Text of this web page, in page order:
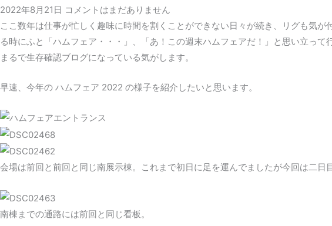
2022年8月21日 コメントはまだありません
ここ数年は仕事が忙しく趣味に時間を割くことができない日々が続き、リグも気
る時にふと「ハムフェア・・・」、「あ！この週末ハムフェアだ！」と思い立っ
まるで生存確認ブログになっている気がします。
早速、今年の ハムフェア 2022 の様子を紹介したいと思います。
会場は前回と前回と同じ南展示棟。これまで初日に足を運んでましたが今回は二日目
南棟までの通路には前回と同じ看板。